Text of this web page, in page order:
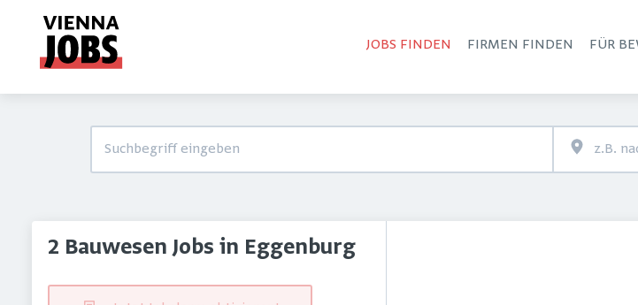
JOBS FINDEN FIRMEN FINDEN FÜR
2 Bauwesen Jobs in Eggenburg